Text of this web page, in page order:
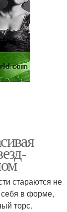
стараются не
себя в форме,
торс.